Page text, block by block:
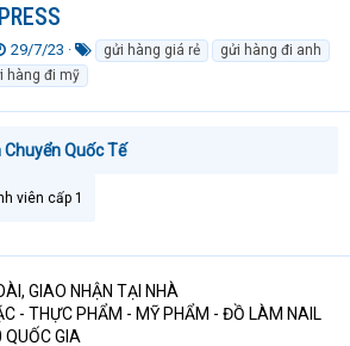
N
g
à
y
ử
29/7/23
h
a
gửi hàng giá rẻ
gửi hàng đi anh
hàng đi mỹ
Chuyển Quốc Tế
viên cấp 1
GIAO NHẬN TẠI NHÀ
- THỰC PHẨM - MỸ PHẨM - ĐỒ LÀM NAIL
GIA